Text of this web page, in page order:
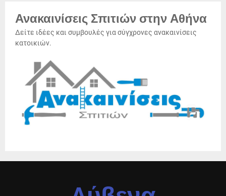
Ανακαινίσεις Σπιτιών στην Αθήνα
Δείτε ιδέες και συμβουλές για σύγχρονες ανακαινίσεις
κατοικιών.